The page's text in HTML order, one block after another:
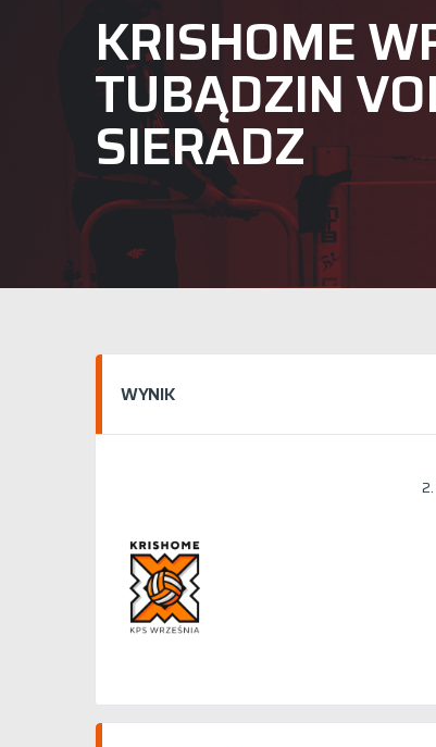
KRISHOME
TUBĄDZIN
SIERADZ
WYNIK